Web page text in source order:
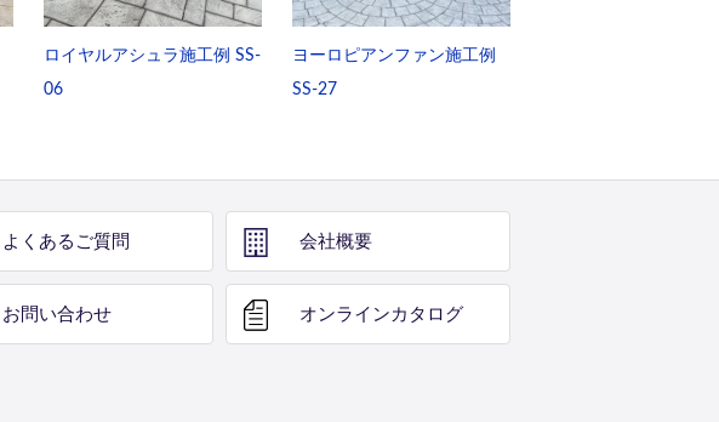
ロイヤルアシュラ施工例 SS-
06
ヨーロピアンファン施工例
SS-27
よくあるご質問 会社概要
お問い合わせ オンライン カタログ